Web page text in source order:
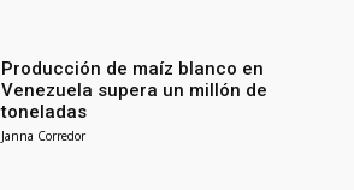
Producción de maíz blanco en
Venezuela supera un millón de
toneladas
Janna Corredor